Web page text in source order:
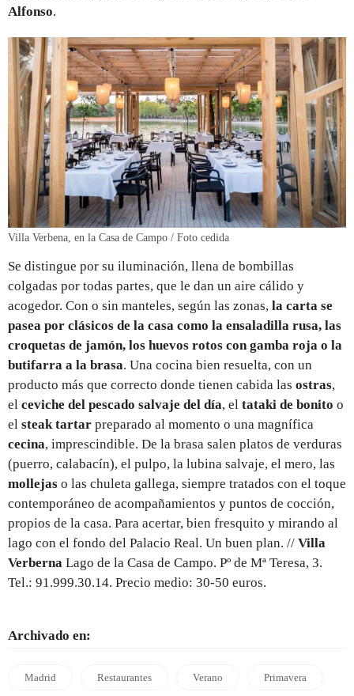
Alfonso.
Villa Verbena, en la Casa de Campo / Foto cedida
Se distingue por su iluminación, llena de bombillas
colgadas por todas partes, que le dan un aire cálido y
acogedor. Con o sin manteles, según las zonas, la carta se
pasea por clásicos de la casa como la ensaladilla rusa, las
croquetas de jamón, los huevos rotos con gamba roja o la
butifarra a la brasa. Una cocina bien resuelta, con un
producto más que correcto donde tienen cabida las ostras,
el ceviche del pescado salvaje del día, el tataki de bonito o
el steak tartar preparado al momento o una magnífica
cecina, imprescindible. De la brasa salen platos de verduras
(puerro, calabacín), el pulpo, la lubina salvaje, el mero, las
mollejas o las chuleta gallega, siempre tratados con el toque
contemporáneo de acompañamientos y puntos de cocción,
propios de la casa. Para acertar, bien fresquito y mirando al
lago con el fondo del Palacio Real. Un buen plan. // Villa
Verberna Lago de la Casa de Campo. Pº de Mª Teresa, 3.
Tel.: 91.999.30.14. Precio medio: 30-50 euros.
Archivado en:
Madrid Restaurantes Verano Primavera